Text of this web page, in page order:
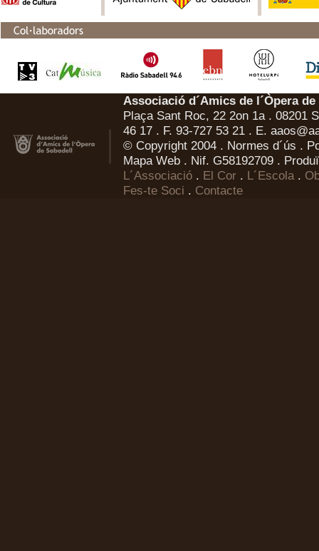
Associació d´Amics de l´Òpera
Plaça Sant Roc, 22 2on 1a . 08201
46 17 . F. 93-727 53 21 . E.
© Copyright 2004 . Normes d´ús .
Mapa Web . Nif. G58192709 .
L´Associació . El Cor . L´Escola.
Fes-te Soci . Contacte